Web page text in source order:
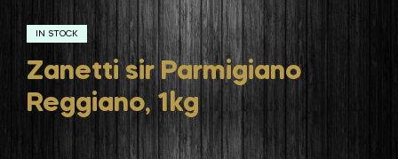
IN STOCK
Zanetti sir Parmigiano
Reggiano, 1kg